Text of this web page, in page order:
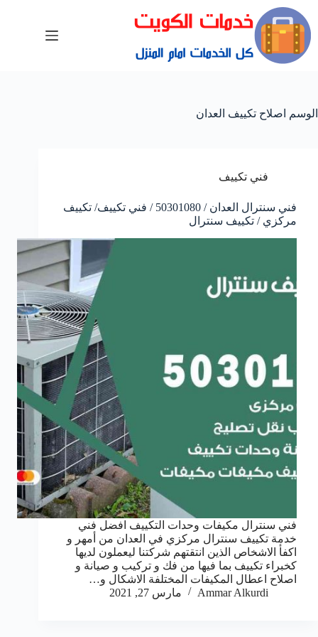
الوسم اصلاح تكييف العدان
فني تكييف
فني سنترال العدان / 50301080 / فني تكييف/ تكييف
مركزي / تكييف سنترال
فني سنترال مكيفات وحدات التكييف افضل فني
خدمة تكييف سنترال مركزي في العدان من أمهر و
اكفأ الاشخاص الذين انتقتهم شركتنا ليعملون لديها
كخبراء تكييف بما فيها من فك و تركيب و صيانة و
اصلاح اعطال المكيفات المختلفة الاشكال و…
Ammar Alkurdi
مارس 27, 2021